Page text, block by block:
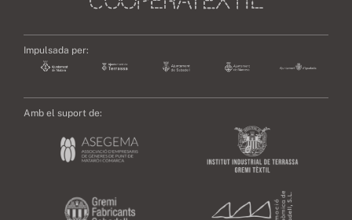
Impulsada per:
Amb el suport de: